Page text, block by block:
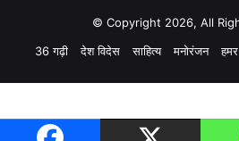
© Copyright 2026, All
36 गढ़ी
देश विदेस साहित्य मनोरंजन